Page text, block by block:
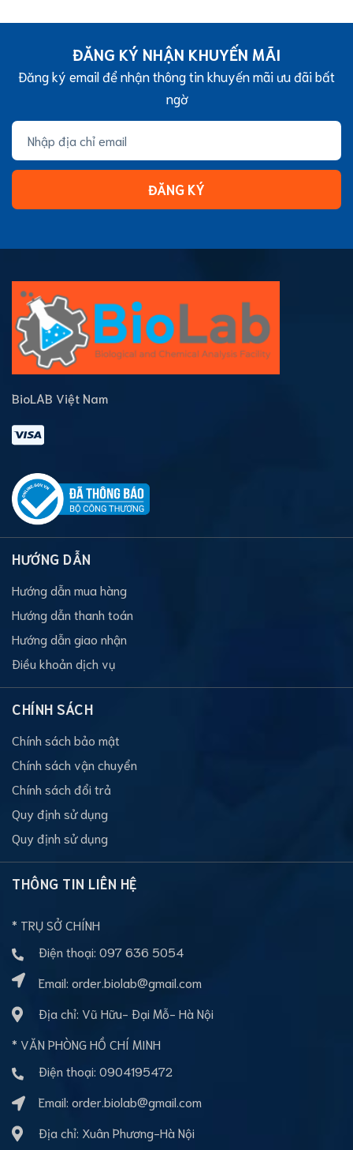
ĐĂNG KÝ NHẬN KHUYẾN MÃI
Đăng ký email để nhận thông tin khuyến mãi ưu đãi bất
ngờ
ĐĂNG KÝ
BioLAB Việt Nam
HƯỚNG DẪN
Hướng dẫn mua hàng
Hướng dẫn thanh toán
Hướng dẫn giao nhận
Điều khoản dịch vụ
CHÍNH SÁCH
Chính sách bảo mật
Chính sách vận chuyển
Chính sách đổi trả
Quy định sử dụng
Quy định sử dụng
THÔNG TIN LIÊN HỆ
* TRỤ SỞ CHÍNH
Điện thoại: 097 636 5054
Email: order.biolab@gmail.com
Địa chỉ: Vũ Hữu- Đại Mỗ- Hà Nội
* VĂN PHÒNG HỒ CHÍ MINH
Điện thoại: 0904195472
Email: order.biolab@gmail.com
Địa chỉ: Xuân Phương-Hà Nội